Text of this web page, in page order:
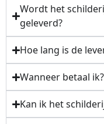
Wordt het
geleverd?
Hoe lang is de
Wanneer betaal ik?
Kan ik het